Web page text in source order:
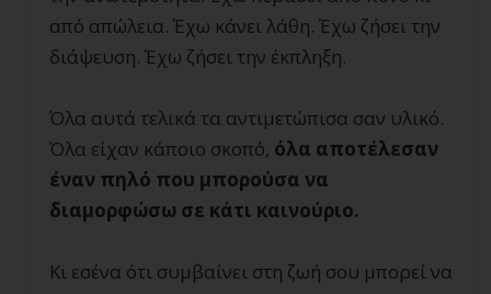
από απώλεια. Έχω κάνει λάθη. Έχω ζήσει την
διάψευση. Έχω ζήσει την έκπληξη.
Όλα αυτά τελικά τα αντιμετώπισα σαν υλικό.
Όλα είχαν κάποιο σκοπό, όλα αποτέλεσαν
έναν πηλό που μπορούσα να
διαμορφώσω σε κάτι καινούριο.
Κι εσένα ότι συμβαίνει στη ζωή σου μπορεί να